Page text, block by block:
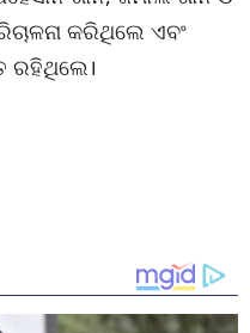
କରିଥିଲେ ଏବଂ
ରହିଥିଲେ।